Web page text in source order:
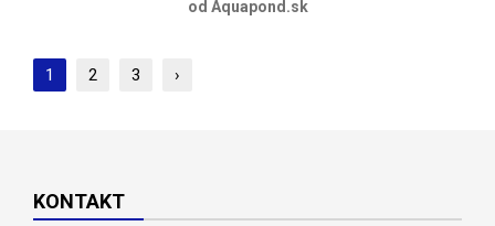
od Aquapond.sk
1 2 3 ›
KONTAKT